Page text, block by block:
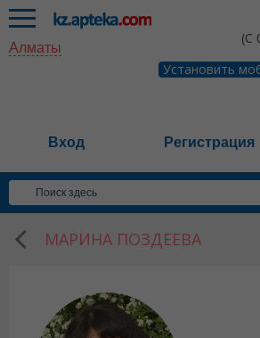
(С
Установить
Алматы
Вход Регистрация
МАРИНА ПОЗДЕЕВА